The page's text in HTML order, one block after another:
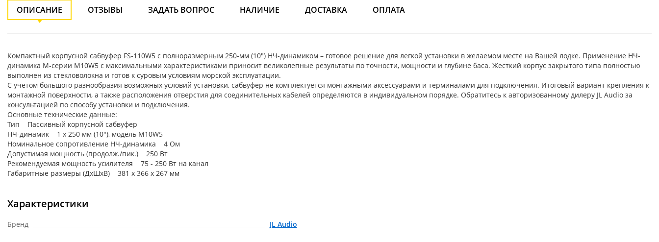
ОПИСАНИЕ ОТЗЫВЫ ЗАДАТЬ ВОПРОС НАЛИЧИЕ ДОСТАВКА ОПЛАТА
Компактный корпусной сабвуфер FS-110W5 с полноразмерным 250-мм (10") НЧ-динамиком – готовое решение для легкой установки в желаемом месте на Вашей лодке. Применение НЧ-
динамика M-серии M10W5 с максимальными характеристиками приносит великолепные результаты по точности, мощности и глубине баса. Жесткий корпус закрытого типа полностью
выполнен из стекловолокна и готов к суровым условиям морской эксплуатации.
С учетом большого разнообразия возможных условий установки, сабвуфер не комплектуется монтажными аксессуарами и терминалами для подключения. Итоговый вариант крепления к
монтажной поверхности, а также расположения отверстия для соединительных кабелей определяются в индивидуальном порядке. Обратитесь к авторизованному дилеру JL Audio за
консультацией по способу установки и подключения.
Основные технические данные:
Тип Пассивный корпусной сабвуфер
НЧ-динамик 1 х 250 мм (10"), модель M10W5
Номинальное сопротивление НЧ-динамика 4 Ом
Допустимая мощность (продолж./пик.) 250 Вт
Рекомендуемая мощность усилителя 75 - 250 Вт на канал
Габаритные размеры (ДхШхВ) 381 х 366 х 267 мм
Характеристики
Бренд JL Audio